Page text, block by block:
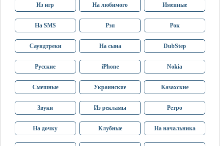
Из игр На любимого Именные
На SMS Рэп Рок
Саундтреки На сына DubStep
Русские iPhone Nokia
Смешные Украинские Казахские
Звуки Из рекламы Ретро
На дочку Клубные На начальника